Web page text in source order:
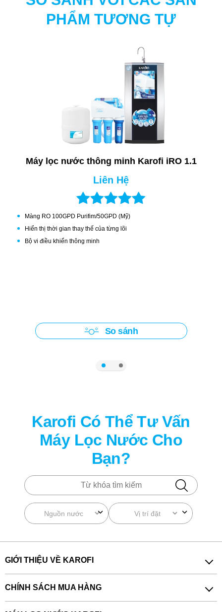
LÕI HỒNG NGOẠI XA
Phát ra các tia hồng ngoại xa khiến nước được hoạt hóa và dễ hấp
MÀNG LỌC RO
chất trong nước.
PHẨM TƯƠNG TỰ
Máy lọc nước thông minh Karofi iRO 1.1
Liên Hệ
Màng RO 100GPD Purifim/50GPD (Mỹ)
Hiển thị thời gian thay thế của từng lõi
Bộ vi điều khiển thông minh
So sánh
Karofi Có Thể Tư Vấn
Máy Lọc Nước Cho
Bạn?
GIỚI THIỆU VỀ KAROFI
CHÍNH SÁCH MUA HÀNG